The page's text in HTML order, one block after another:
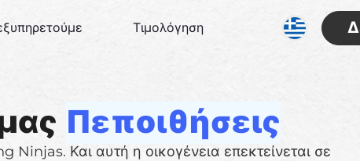
Τιμολόγηση
Πεποιθήσεις
Ninjas. Και αυτή η οικογένεια επεκτείνεται σε